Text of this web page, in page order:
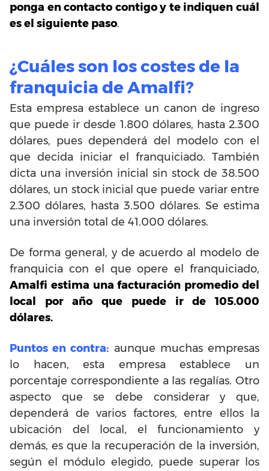
ponga en contacto contigo y te indiquen cuál
es el siguiente paso.
¿Cuáles son los costes de la
franquicia de Amalfi?
Esta empresa establece un canon de ingreso
que puede ir desde 1.800 dólares, hasta 2.300
dólares, pues dependerá del modelo con el
que decida iniciar el franquiciado. También
dicta una inversión inicial sin stock de 38.500
dólares, un stock inicial que puede variar entre
2.300 dólares, hasta 3.500 dólares. Se estima
una inversión total de 41.000 dólares.
De forma general, y de acuerdo al modelo de
franquicia con el que opere el franquiciado,
Amalfi estima una facturación promedio del
local por año que puede ir de 105.000
dólares.
Puntos en contra: aunque muchas empresas
lo hacen, esta empresa establece un
porcentaje correspondiente a las regalías. Otro
aspecto que se debe considerar y que,
dependerá de varios factores, entre ellos la
ubicación del local, el funcionamiento y
demás, es que la recuperación de la inversión,
según el módulo elegido, puede superar los